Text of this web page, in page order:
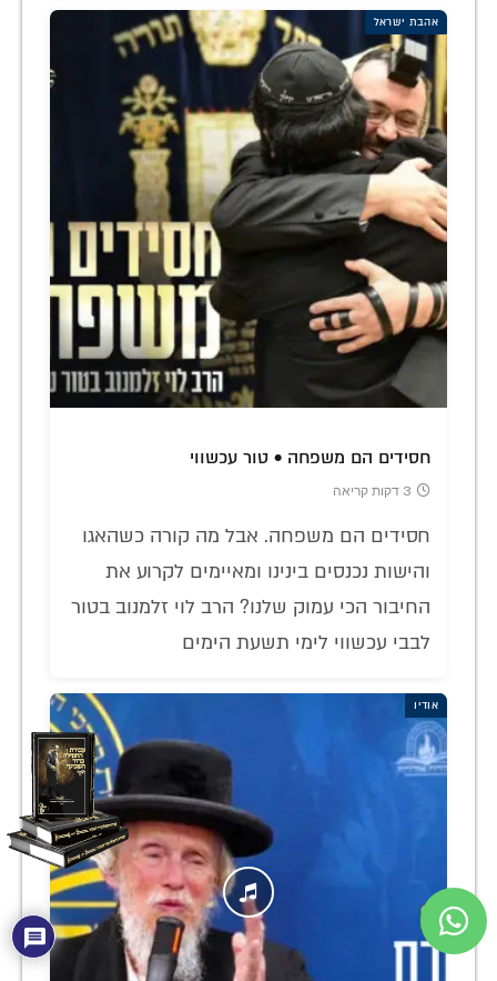
אהבת ישראל
חסידים הם משפחה • טור עכשווי
3 דקות קריאה
חסידים הם משפחה. אבל מה קורה כשהאגו
והישות נכנסים בינינו ומאיימים לקרוע את
החיבור הכי עמוק שלנו? הרב לוי זלמנוב בטור
לבבי עכשווי לימי תשעת הימים
אודיו